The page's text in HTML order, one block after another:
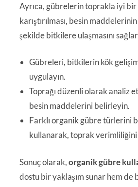
Ayrıca, gübrelerin toprakla iyi
karıştırılması, besin
şekilde bitkilere ulaşmasını
Gübreleri, bitkilerin kök
uygulayın.
Toprağı düzenli olarak analiz
besin maddelerini belirleyin.
Farklı organik gübre türlerini
kullanarak, toprak verimliliğini
Sonuç olarak,organik gübre
dostu bir yaklaşım sunar hem de